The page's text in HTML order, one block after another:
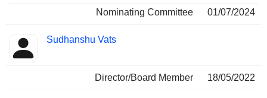
Nominating Committee 01/07/2024
Sudhanshu Vats
Director/Board Member 18/05/2022